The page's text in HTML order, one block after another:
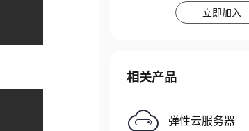
立即加入
相关产品
弹性云服务器